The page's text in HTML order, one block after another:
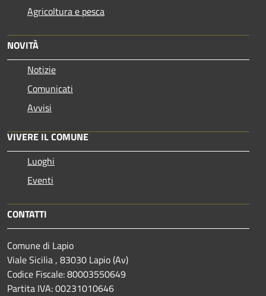
Agricoltura e pesca
NOVITÀ
Notizie
Comunicati
Avvisi
VIVERE IL COMUNE
Luoghi
Eventi
CONTATTI
Comune di Lapio
Viale Sicilia , 83030 Lapio (Av)
Codice Fiscale: 80003550649
Partita IVA: 00231010646